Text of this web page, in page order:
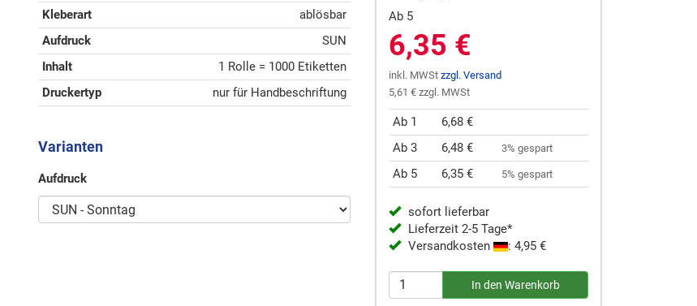
Kleberart
ablösbar
Aufdruck
SUN
Inhalt
1 Rolle = 1000 Etiketten
Druckertyp
nur für Handbeschriftung
Varianten
Aufdruck
Ab 5
6,35 €
inkl. MWSt zzgl. Versand
5,61 € zzgl. MWSt
Ab 1
6,68 €
Ab 3
6,48 € 3% gespart
Ab 5 6,35 € 5% gespart
sofort lieferbar
Lieferzeit 2-5 Tage*
Versandkosten
: 4,95 €